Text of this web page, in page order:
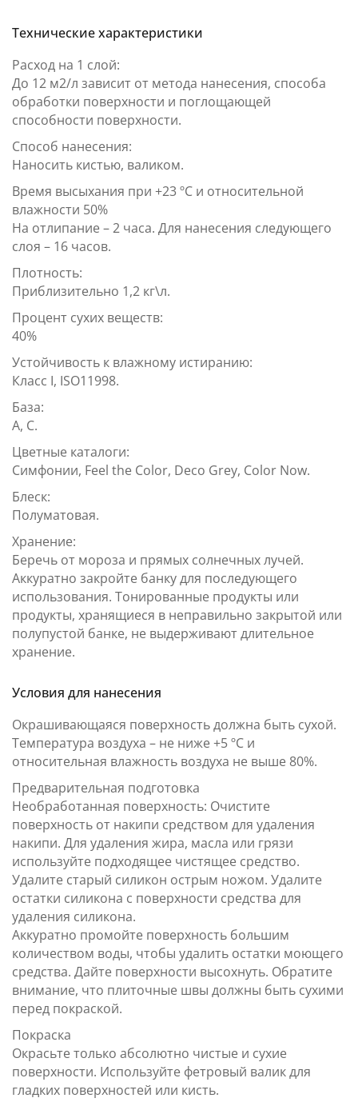
Технические характеристики
Расход на 1 слой:
До 12 м2/л зависит от метода нанесения, способа
обработки поверхности и поглощающей
способности поверхности.
Способ нанесения:
Наносить кистью, валиком.
Время высыхания при +23 ºС и относительной
влажности 50%
На отлипание – 2 часа. Для нанесения следующего
слоя – 16 часов.
Плотность:
Приблизительно 1,2 кг\л.
Процент сухих веществ:
40%
Устойчивость к влажному истиранию:
Класс I, ISO11998.
База:
A, C.
Цветные каталоги:
Симфонии, Feel the Color, Deco Grey, Color Now.
Блеск:
Полуматовая.
Хранение:
Беречь от мороза и прямых солнечных лучей.
Аккуратно закройте банку для последующего
использования. Тонированные продукты или
продукты, хранящиеся в неправильно закрытой или
полупустой банке, не выдерживают длительное
хранение.
Условия для нанесения
Окрашивающаяся поверхность должна быть сухой.
Температура воздуха – не ниже +5 ºС и
относительная влажность воздуха не выше 80%.
Предварительная подготовка
Необработанная поверхность: Очистите
поверхность от накипи средством для удаления
накипи. Для удаления жира, масла или грязи
используйте подходящее чистящее средство.
Удалите старый силикон острым ножом. Удалите
остатки силикона с поверхности средства для
удаления силикона.
Аккуратно промойте поверхность большим
количеством воды, чтобы удалить остатки моющего
средства. Дайте поверхности высохнуть. Обратите
внимание, что плиточные швы должны быть сухими
перед покраской.
Покраска
Окрасьте только абсолютно чистые и сухие
поверхности. Используйте фетровый валик для
гладких поверхностей или кисть.